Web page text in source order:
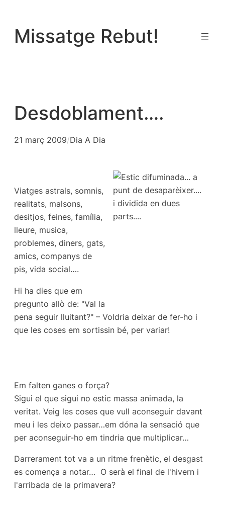
contingut
Missatge Rebut!
Desdoblament….
21 març 2009/Dia A Dia
Viatges astrals, somnis,
realitats, malsons,
desitjos, feines, família,
lleure, musica,
problemes, diners, gats,
amics, companys de
pis, vida social….
Hi ha dies que em
pregunto allò de: "Val la
pena seguir lluitant?" – Voldria deixar de fer-ho i
que les coses em sortissin bé, per variar!
Em falten ganes o força?
Sigui el que sigui no estic massa animada, la
veritat. Veig les coses que vull aconseguir davant
meu i les deixo passar…em dóna la sensació que
per aconseguir-ho em tindria que multiplicar…
Darrerament tot va a un ritme frenètic, el desgast
es comença a notar… O serà el final de l'hivern i
l'arribada de la primavera?